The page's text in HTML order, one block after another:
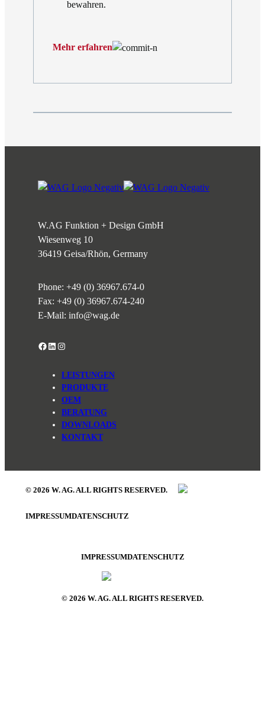
bewahren.
Mehr erfahren
W.AG Funktion + Design GmbH
Wiesenweg 10
36419 Geisa/Rhön, Germany
Phone: +49 (0) 36967.674-0
Fax: +49 (0) 36967.674-240
E-Mail: info@wag.de
Facebook
LinkedIn
Instagram
LEISTUNGEN
PRODUKTE
OEM
BERATUNG
DOWNLOADS
KONTAKT
© 2026 W. AG. ALL RIGHTS RESERVED.
IMPRESSUMDATENSCHUTZ
IMPRESSUMDATENSCHUTZ
© 2026 W. AG. ALL RIGHTS RESERVED.